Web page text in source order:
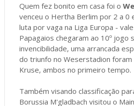
Quem fez bonito em casa foi o
venceu o Hertha Berlim por 2 a 0
luta por vaga na Liga Europa -
Papagaios chegaram ao 10º jogo
invencibilidade, uma arrancada
do triunfo no Weserstadion
Kruse, ambos no primeiro tempo.
Também visando classificação
Borussia M'gladbach visitou o